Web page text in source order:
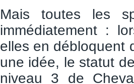
Mais toutes les
immédiatement :
elles en débloquent
une idée, le statut
niveau 3 de